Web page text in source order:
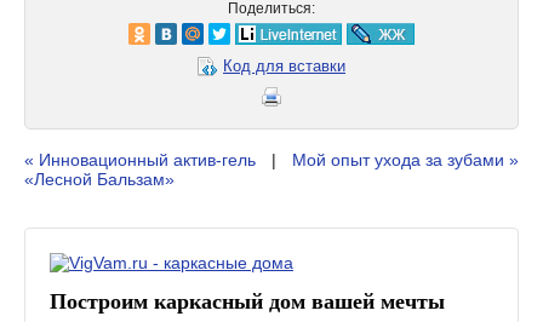
Поделиться:
Код для вставки
« Инновационный актив-гель
«Лесной Бальзам»
| Мой опыт ухода за зубами »
Построим каркасный дом вашей мечты